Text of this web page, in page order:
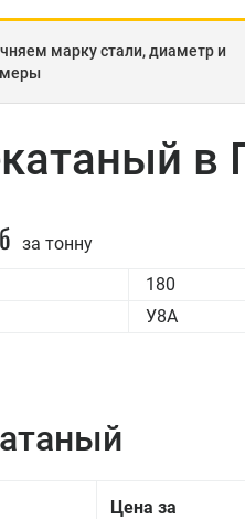
марку стали, диаметр и
в
за тонну
180
У8А
Цена за